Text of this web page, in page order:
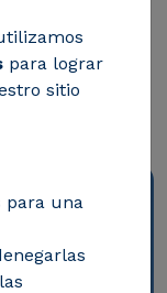
para lograr
sitio
para una